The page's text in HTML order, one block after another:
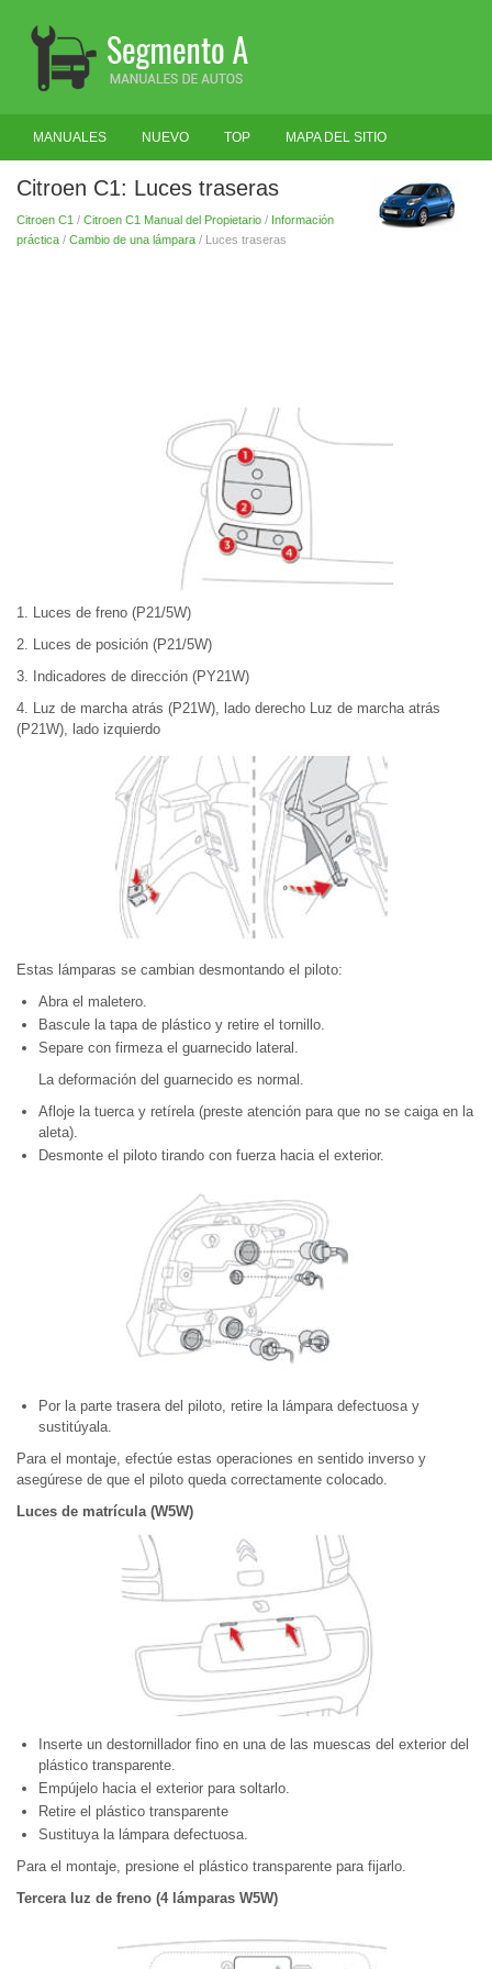
MANUALES NUEVO TOP MAPA DEL SITIO
BUSCAR
Citroen C1: Luces traseras
Citroen C1 / Citroen C1 Manual del Propietario / Información
práctica / Cambio de una lámpara / Luces traseras
1. Luces de freno (P21/5W)
2. Luces de posición (P21/5W)
3. Indicadores de dirección (PY21W)
4. Luz de marcha atrás (P21W), lado derecho Luz de marcha atrás
(P21W), lado izquierdo
Estas lámparas se cambian desmontando el piloto:
Abra el maletero.
Bascule la tapa de plástico y retire el tornillo.
Separe con firmeza el guarnecido lateral.
La deformación del guarnecido es normal.
Afloje la tuerca y retírela (preste atención para que no se caiga en la
aleta).
Desmonte el piloto tirando con fuerza hacia el exterior.
Por la parte trasera del piloto, retire la lámpara defectuosa y
sustitúyala.
Para el montaje, efectúe estas operaciones en sentido inverso y
asegúrese de que el piloto queda correctamente colocado.
Luces de matrícula (W5W)
Inserte un destornillador fino en una de las muescas del exterior del
plástico transparente.
Empújelo hacia el exterior para soltarlo.
Retire el plástico transparente
Sustituya la lámpara defectuosa.
Para el montaje, presione el plástico transparente para fijarlo.
Tercera luz de freno (4 lámparas W5W)